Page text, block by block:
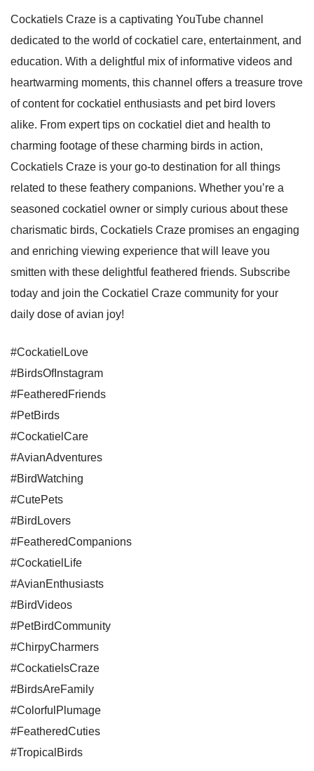
Cockatiels Craze is a captivating YouTube channel
dedicated to the world of cockatiel care, entertainment, and
education. With a delightful mix of informative videos and
heartwarming moments, this channel offers a treasure trove
of content for cockatiel enthusiasts and pet bird lovers
alike. From expert tips on cockatiel diet and health to
charming footage of these charming birds in action,
Cockatiels Craze is your go-to destination for all things
related to these feathery companions. Whether you’re a
seasoned cockatiel owner or simply curious about these
charismatic birds, Cockatiels Craze promises an engaging
and enriching viewing experience that will leave you
smitten with these delightful feathered friends. Subscribe
today and join the Cockatiel Craze community for your
daily dose of avian joy!
#CockatielLove
#BirdsOfInstagram
#FeatheredFriends
#PetBirds
#CockatielCare
#AvianAdventures
#BirdWatching
#CutePets
#BirdLovers
#FeatheredCompanions
#CockatielLife
#AvianEnthusiasts
#BirdVideos
#PetBirdCommunity
#ChirpyCharmers
#CockatielsCraze
#BirdsAreFamily
#ColorfulPlumage
#FeatheredCuties
#TropicalBirds